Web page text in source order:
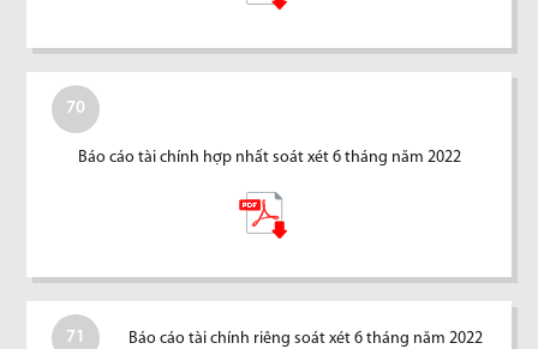
70
Báo cáo tài chính hợp nhất soát xét 6 tháng năm 2022
71 Báo cáo tài chính riêng soát xét 6 tháng năm 2022